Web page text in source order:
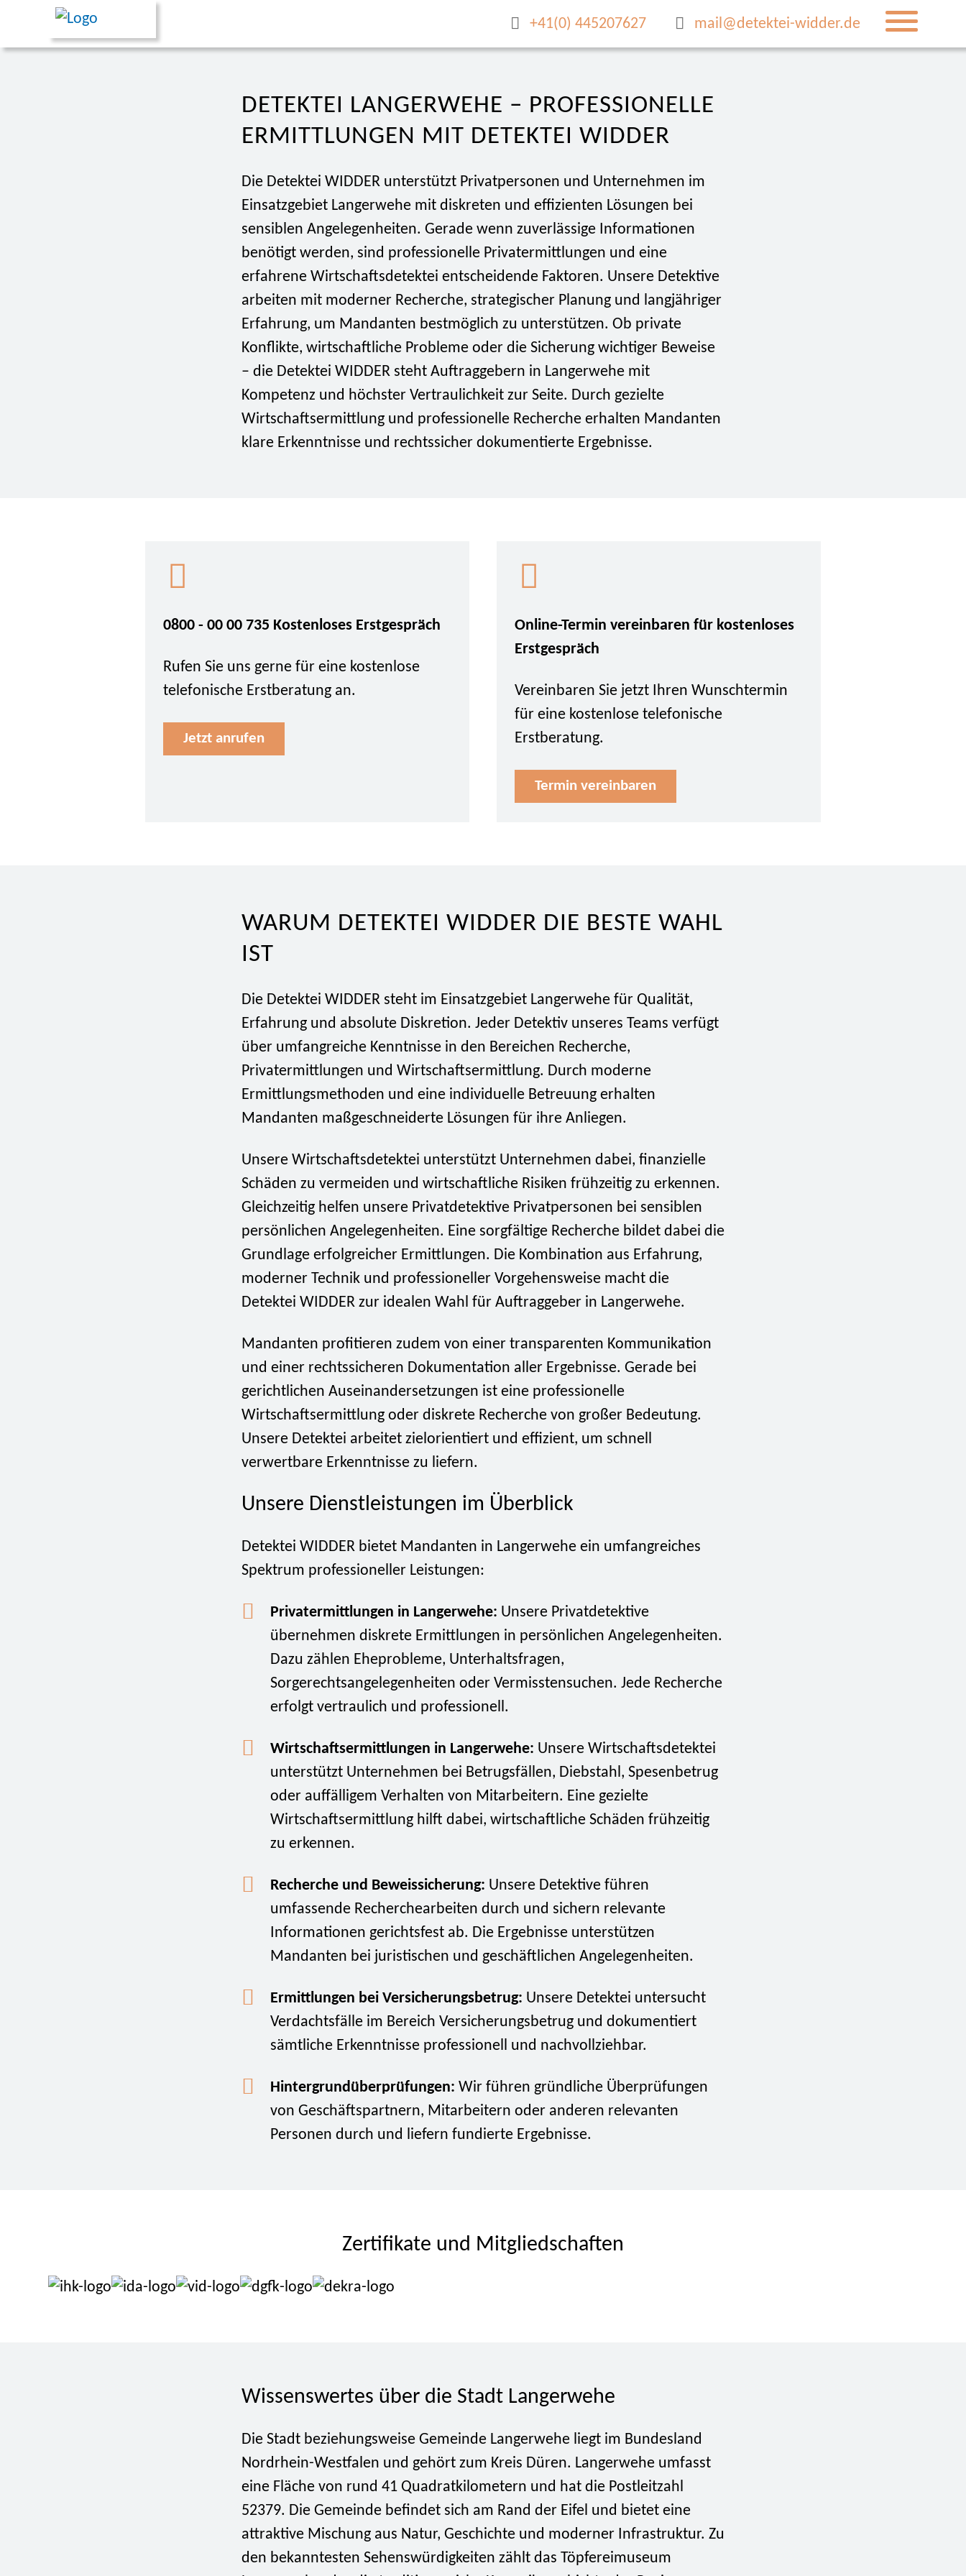
+41(0) 445207627 mail@detektei-widder.de
DETEKTEI LANGERWEHE – PROFESSIONELLE
ERMITTLUNGEN MIT DETEKTEI WIDDER
Die Detektei WIDDER unterstützt Privatpersonen und Unternehmen im
Einsatzgebiet Langerwehe mit diskreten und effizienten Lösungen bei
sensiblen Angelegenheiten. Gerade wenn zuverlässige Informationen
benötigt werden, sind professionelle Privatermittlungen und eine
erfahrene Wirtschaftsdetektei entscheidende Faktoren. Unsere Detektive
arbeiten mit moderner Recherche, strategischer Planung und langjähriger
Erfahrung, um Mandanten bestmöglich zu unterstützen. Ob private
Konflikte, wirtschaftliche Probleme oder die Sicherung wichtiger Beweise
– die Detektei WIDDER steht Auftraggebern in Langerwehe mit
Kompetenz und höchster Vertraulichkeit zur Seite. Durch gezielte
Wirtschaftsermittlung und professionelle Recherche erhalten Mandanten
klare Erkenntnisse und rechtssicher dokumentierte Ergebnisse.
0800 - 00 00 735 Kostenloses Erstgespräch
Rufen Sie uns gerne für eine kostenlose
telefonische Erstberatung an.
Jetzt anrufen
Online-Termin vereinbaren für kostenloses
Erstgespräch
Vereinbaren Sie jetzt Ihren Wunschtermin
für eine kostenlose telefonische
Erstberatung.
Termin vereinbaren
WARUM DETEKTEI WIDDER DIE BESTE WAHL
IST
Die Detektei WIDDER steht im Einsatzgebiet Langerwehe für Qualität,
Erfahrung und absolute Diskretion. Jeder Detektiv unseres Teams verfügt
über umfangreiche Kenntnisse in den Bereichen Recherche,
Privatermittlungen und Wirtschaftsermittlung. Durch moderne
Ermittlungsmethoden und eine individuelle Betreuung erhalten
Mandanten maßgeschneiderte Lösungen für ihre Anliegen.
Unsere Wirtschaftsdetektei unterstützt Unternehmen dabei, finanzielle
Schäden zu vermeiden und wirtschaftliche Risiken frühzeitig zu erkennen.
Gleichzeitig helfen unsere Privatdetektive Privatpersonen bei sensiblen
persönlichen Angelegenheiten. Eine sorgfältige Recherche bildet dabei die
Grundlage erfolgreicher Ermittlungen. Die Kombination aus Erfahrung,
moderner Technik und professioneller Vorgehensweise macht die
Detektei WIDDER zur idealen Wahl für Auftraggeber in Langerwehe.
Mandanten profitieren zudem von einer transparenten Kommunikation
und einer rechtssicheren Dokumentation aller Ergebnisse. Gerade bei
gerichtlichen Auseinandersetzungen ist eine professionelle
Wirtschaftsermittlung oder diskrete Recherche von großer Bedeutung.
Unsere Detektei arbeitet zielorientiert und effizient, um schnell
verwertbare Erkenntnisse zu liefern.
Unsere Dienstleistungen im Überblick
Detektei WIDDER bietet Mandanten in Langerwehe ein umfangreiches
Spektrum professioneller Leistungen:
Privatermittlungen in Langerwehe: Unsere Privatdetektive
übernehmen diskrete Ermittlungen in persönlichen Angelegenheiten.
Dazu zählen Eheprobleme, Unterhaltsfragen,
Sorgerechtsangelegenheiten oder Vermisstensuchen. Jede Recherche
erfolgt vertraulich und professionell.
Wirtschaftsermittlungen in Langerwehe: Unsere Wirtschaftsdetektei
unterstützt Unternehmen bei Betrugsfällen, Diebstahl, Spesenbetrug
oder auffälligem Verhalten von Mitarbeitern. Eine gezielte
Wirtschaftsermittlung hilft dabei, wirtschaftliche Schäden frühzeitig
zu erkennen.
Recherche und Beweissicherung: Unsere Detektive führen
umfassende Recherchearbeiten durch und sichern relevante
Informationen gerichtsfest ab. Die Ergebnisse unterstützen
Mandanten bei juristischen und geschäftlichen Angelegenheiten.
Ermittlungen bei Versicherungsbetrug: Unsere Detektei untersucht
Verdachtsfälle im Bereich Versicherungsbetrug und dokumentiert
sämtliche Erkenntnisse professionell und nachvollziehbar.
Hintergrundüberprüfungen: Wir führen gründliche Überprüfungen
von Geschäftspartnern, Mitarbeitern oder anderen relevanten
Personen durch und liefern fundierte Ergebnisse.
Zertifikate und Mitgliedschaften
Wissenswertes über die Stadt Langerwehe
Die Stadt beziehungsweise Gemeinde Langerwehe liegt im Bundesland
Nordrhein-Westfalen und gehört zum Kreis Düren. Langerwehe umfasst
eine Fläche von rund 41 Quadratkilometern und hat die Postleitzahl
52379. Die Gemeinde befindet sich am Rand der Eifel und bietet eine
attraktive Mischung aus Natur, Geschichte und moderner Infrastruktur. Zu
den bekanntesten Sehenswürdigkeiten zählt das Töpfereimuseum